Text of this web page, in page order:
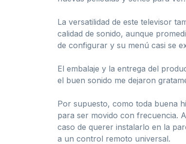
La versatilidad de este televisor
calidad de sonido, aunque
de configurar y su menú casi se
El embalaje y la entrega del
el buen sonido me dejaron
Por supuesto, como toda buena
para ser movido con frecuencia.
caso de querer instalarlo en la
a un control remoto universal.